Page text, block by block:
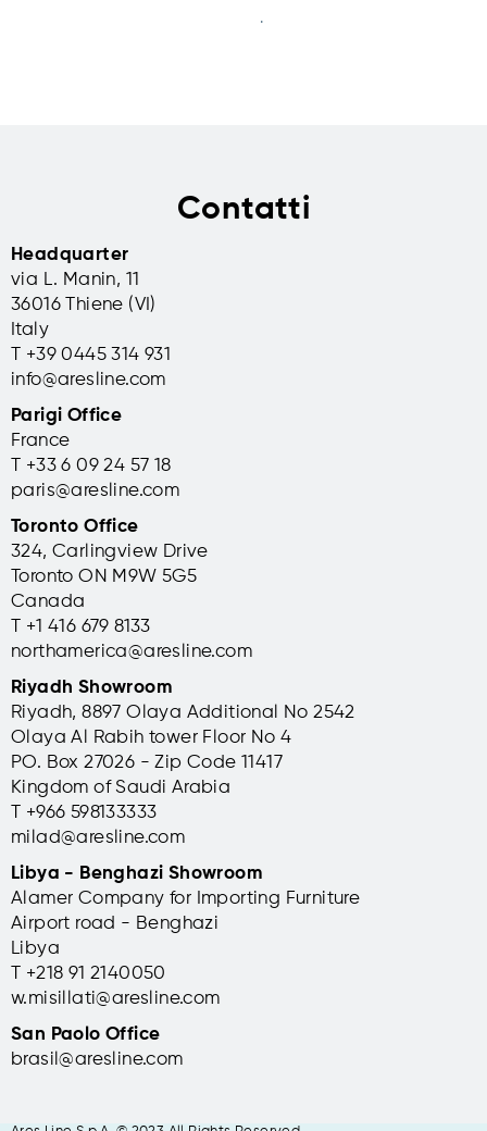
.
Contatti
Headquarter
via L. Manin, 11
36016 Thiene (VI)
Italy
T +39 0445 314 931
info@aresline.com
Parigi Office
France
T +33 6 09 24 57 18
paris@aresline.com
Toronto Office
324, Carlingview Drive
Toronto ON M9W 5G5
Canada
T +1 416 679 8133
northamerica@aresline.com
Riyadh Showroom
Riyadh, 8897 Olaya Additional No 2542
Olaya Al Rabih tower Floor No 4
PO. Box 27026 - Zip Code 11417
Kingdom of Saudi Arabia
T +966 598133333
milad@aresline.com
Libya - Benghazi Showroom
Alamer Company for Importing Furniture
Airport road - Benghazi
Libya
T +218 91 2140050
w.misillati@aresline.com
San Paolo Office
brasil@aresline.com